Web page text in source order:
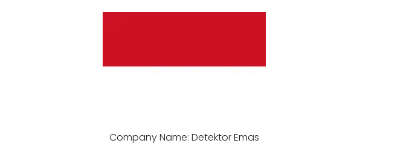
Company Name: Detektor Emas